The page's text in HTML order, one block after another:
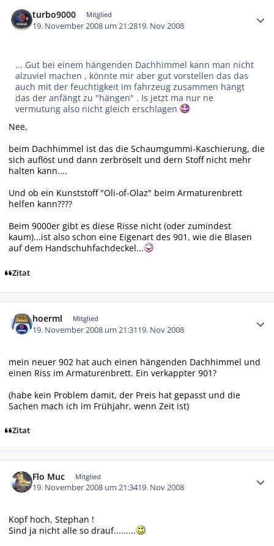
turbo9000 Mitglied
19. November 2008 um 21:2819. Nov 2008
... Gut bei einem hängenden Dachhimmel kann man nicht
alzuviel machen , könnte mir aber gut vorstellen das das
auch mit der feuchtigkeit im fahrzeug zusammen hängt
das der anfängt zu "hängen" . Is jetzt ma nur ne
vermutung also nicht gleich erschlagen
Nee,
beim Dachhimmel ist das die Schaumgummi-Kaschierung, die
sich auflöst und dann zerbröselt und dern Stoff nicht mehr
halten kann....
Und ob ein Kunststoff "Oli-of-Olaz" beim Armaturenbrett
helfen kann????
Beim 9000er gibt es diese Risse nicht (oder zumindest
kaum)...ist also schon eine Eigenart des 901, wie die Blasen
auf dem Handschuhfachdeckel...
Zitat
hoerml Mitglied
19. November 2008 um 21:3119. Nov 2008
mein neuer 902 hat auch einen hängenden Dachhimmel und
einen Riss im Armaturenbrett. Ein verkappter 901?
(habe kein Problem damit, der Preis hat gepasst und die
Sachen mach ich im Frühjahr, wenn Zeit ist)
Zitat
Flo Muc Mitglied
19. November 2008 um 21:3419. Nov 2008
Kopf hoch, Stephan !
Sind ja nicht alle so drauf.........